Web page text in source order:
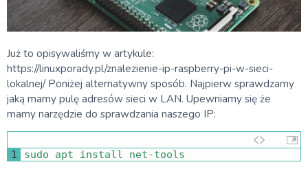
Już to opisywaliśmy w artykule:
https://linuxporady.pl/znalezienie-ip-raspberry-pi-w-sieci-
lokalnej/ Poniżej alternatywny sposób. Najpierw sprawdzamy
jaką mamy pulę adresów sieci w LAN. Upewniamy się że
mamy narzędzie do sprawdzania naszego IP:
1 sudo apt install net-tools